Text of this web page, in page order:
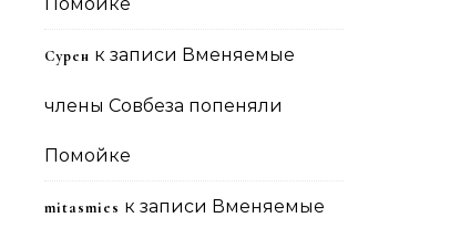
Сурен к записи Вменяемые
члены Совбеза попеняли
Помойке
mitasmies к записи Вменяемые